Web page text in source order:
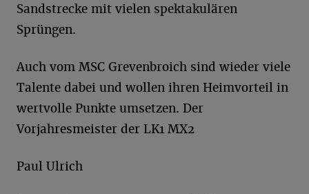
Sandstrecke mit vielen spektakulären
Sprüngen.
Auch vom MSC Grevenbroich sind wieder viele
Talente dabei und wollen ihren Heimvorteil in
wertvolle Punkte umsetzen. Der
Vorjahresmeister der LK1 MX2
Paul Ulrich